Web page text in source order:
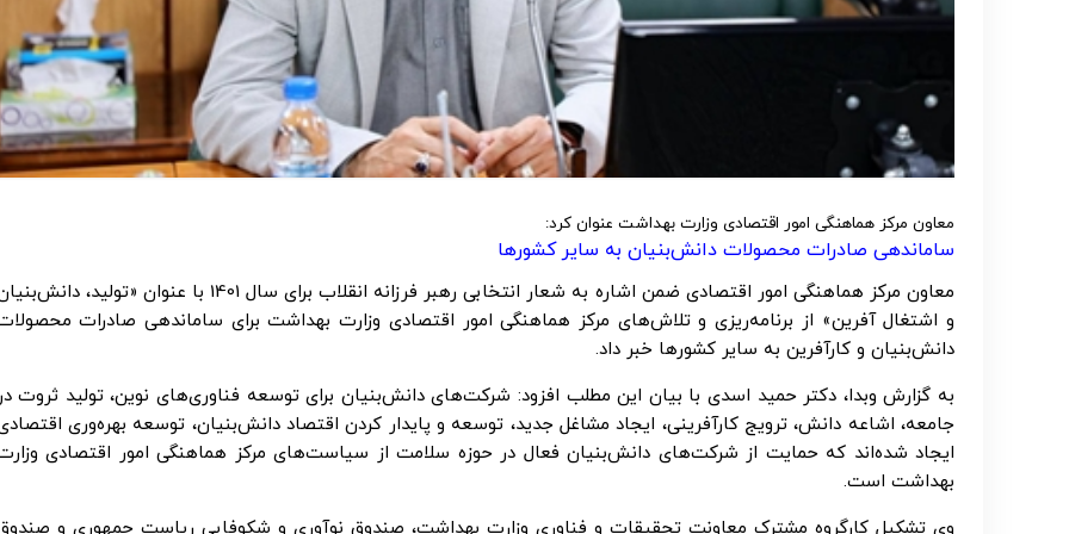
معاون مرکز هماهنگی امور اقتصادی وزارت بهداشت عنوان کرد:
ساماندهی صادرات محصولات دانش‌بنیان به سایر کشورها
معاون مرکز هماهنگی امور اقتصادی ضمن اشاره به شعار انتخابی رهبر فرزانه انقلاب برای سال 1401 با عنوان «تولید،
و اشتغال آفرین» از برنامه‌ریزی و تلاش‌های مرکز هماهنگی امور اقتصادی وزارت بهداشت برای ساماندهی صادرات
دانش‌بنیان و کارآفرین به سایر کشورها خبر داد.
به گزارش وبدا، دکتر حمید اسدی با بیان این مطلب افزود: شرکت‌های دانش‌بنیان برای توسعه فناوری‌های نوین، تولید ثروت
جامعه، اشاعه دانش، ترویج کارآفرینی، ایجاد مشاغل جدید، توسعه و پایدار کردن اقتصاد دانش‌بنیان، توسعه بهره‌وری
ایجاد شده‌اند که حمایت از شرکت‌های دانش‌بنیان فعال در حوزه سلامت از سیاست‌های مرکز هماهنگی امور اقتصادی
بهداشت است.